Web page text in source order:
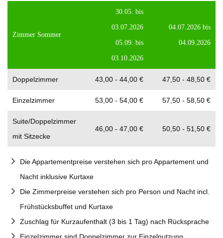
Zimmer Sommer
30.05. bis
03.07.2026
05.09. bis
03.10.2026
04.07.2026 bis
04.09.2026
Doppelzimmer 43,00 - 44,00 € 47,50 - 48,50 €
Einzelzimmer 53,00 - 54,00 € 57,50 - 58,50 €
Suite/Doppelzimmer
mit Sitzecke
46,00 - 47,00 € 50,50 - 51,50 €
Die Appartementpreise verstehen sich pro Appartement und
Nacht inklusive Kurtaxe
Die Zimmerpreise verstehen sich pro Person und Nacht incl.
Frühstücksbuffet und Kurtaxe
Zuschlag für Kurzaufenthalt (3 bis 1 Tag) nach Rücksprache